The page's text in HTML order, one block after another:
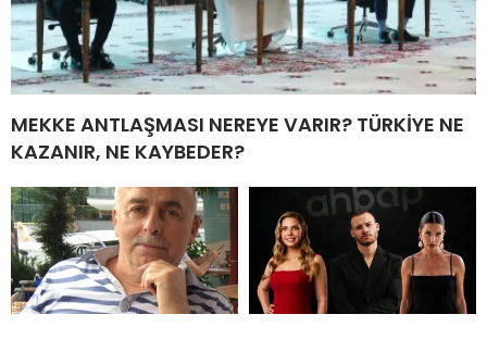
MEKKE ANTLAŞMASI NEREYE VARIR? TÜRKİYE NE
KAZANIR, NE KAYBEDER?